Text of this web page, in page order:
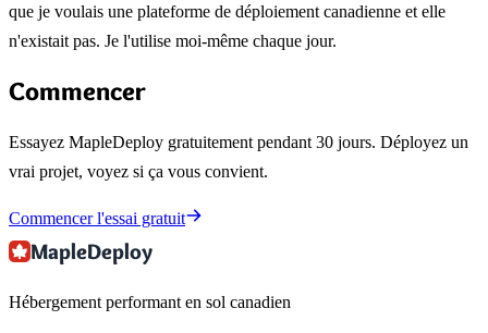
que je voulais une plateforme de déploiement canadienne et elle
n'existait pas. Je l'utilise moi-même chaque jour.
Commencer
Essayez MapleDeploy gratuitement pendant 30 jours. Déployez un
vrai projet, voyez si ça vous convient.
Commencer l'essai gratuit
MapleDeploy
Hébergement performant en sol canadien